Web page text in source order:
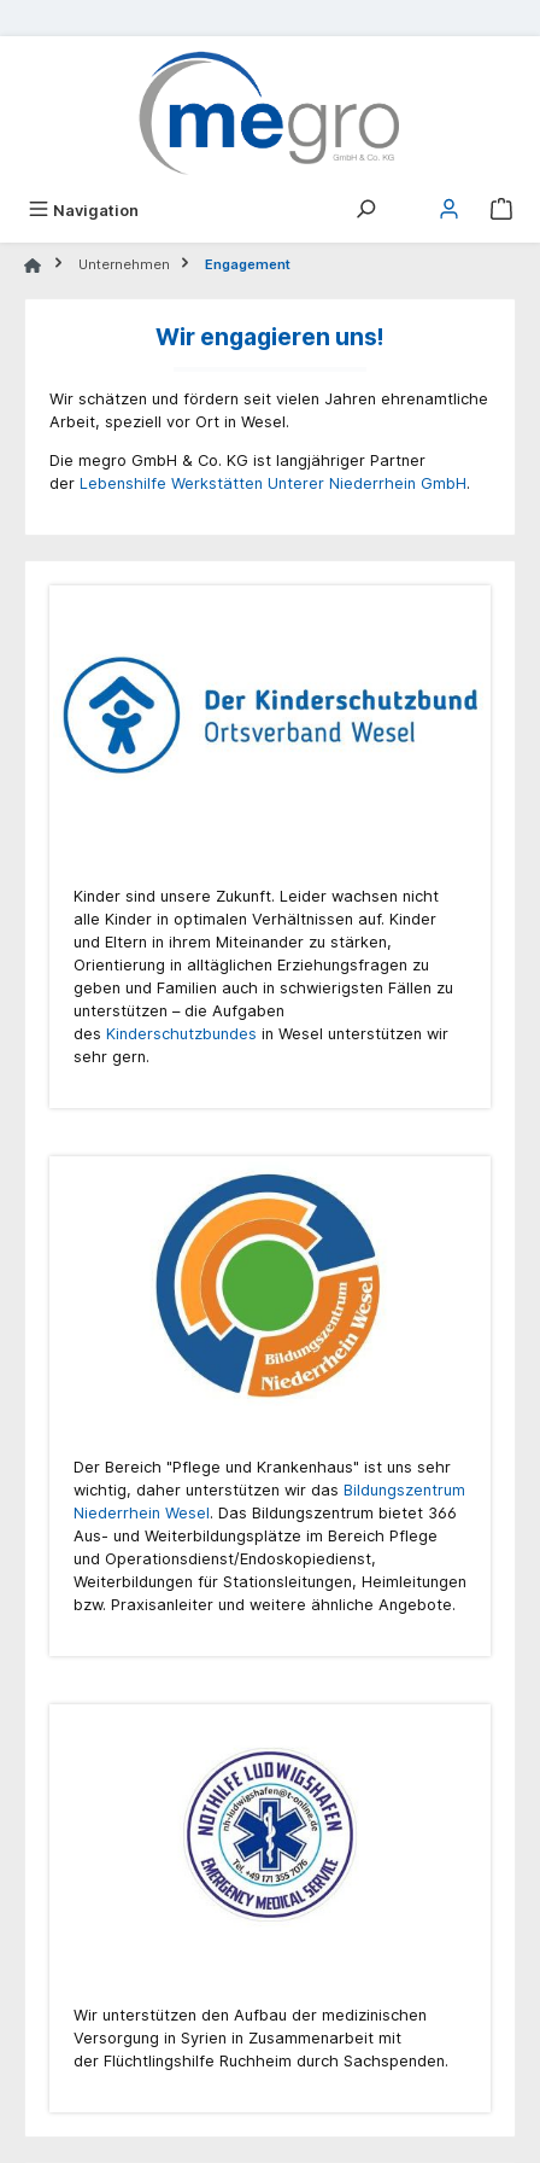
Navigation
Unternehmen Engagement
Wir engagieren uns!
Wir schätzen und fördern seit vielen Jahren ehrenamtliche
Arbeit, speziell vor Ort in Wesel.
Die megro GmbH & Co. KG ist langjähriger Partner
der Lebenshilfe Werkstätten Unterer Niederrhein GmbH.
Kinder sind unsere Zukunft. Leider wachsen nicht
alle Kinder in optimalen Verhältnissen auf. Kinder
und Eltern in ihrem Miteinander zu stärken,
Orientierung in alltäglichen Erziehungsfragen zu
geben und Familien auch in schwierigsten Fällen zu
unterstützen – die Aufgaben
des Kinderschutzbundes in Wesel unterstützen wir
sehr gern.
Der Bereich "Pflege und Krankenhaus" ist uns sehr
wichtig, daher unterstützen wir das Bildungszentrum
Niederrhein Wesel. Das Bildungszentrum bietet 366
Aus- und Weiterbildungsplätze im Bereich Pflege
und Operationsdienst/Endoskopiedienst,
Weiterbildungen für Stationsleitungen, Heimleitungen
bzw. Praxisanleiter und weitere ähnliche Angebote.
Wir unterstützen den Aufbau der medizinischen
Versorgung in Syrien in Zusammenarbeit mit
der Flüchtlingshilfe Ruchheim durch Sachspenden.